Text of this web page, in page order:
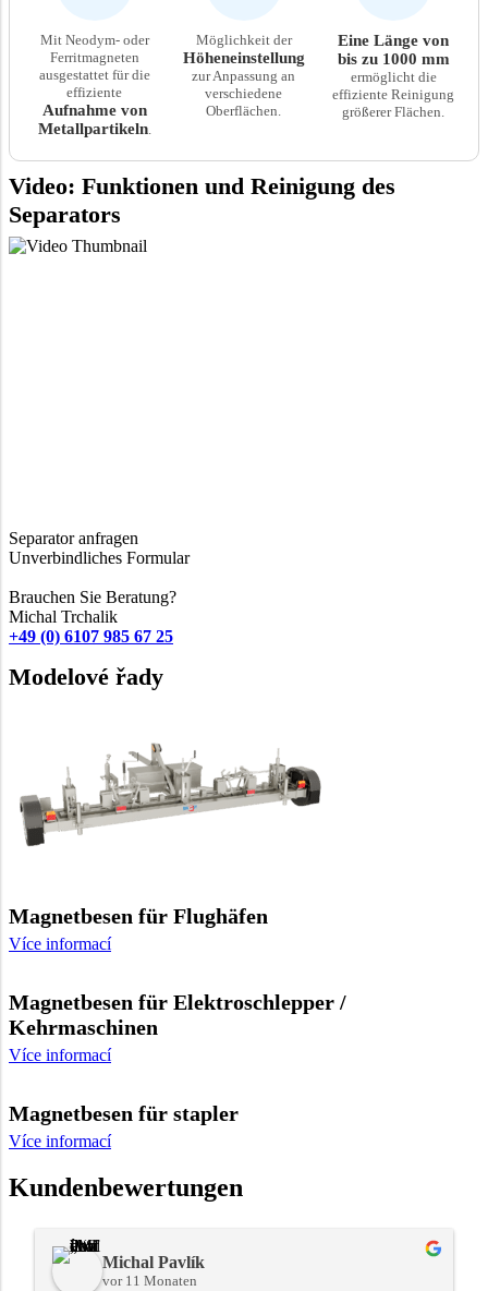
Mit Neodym- oder
Ferritmagneten
ausgestattet für die
effiziente
Aufnahme von
Metallpartikeln.
Möglichkeit der
Höheneinstellung
zur Anpassung an
verschiedene
Oberflächen.
Eine Länge von
bis zu 1000 mm
ermöglicht die
effiziente Reinigung
größerer Flächen.
Video: Funktionen und Reinigung des
Separators
Separator anfragen
Unverbindliches Formular
Brauchen Sie Beratung?
Michal Trchalik
+49 (0) 6107 985 67 25
Modelové řady
Magnetbesen für Flughäfen
Více informací
Magnetbesen für Elektroschlepper /
Kehrmaschinen
Více informací
Magnetbesen für stapler
Více informací
Kundenbewertungen
Michal Pavlík
vor 11 Monaten